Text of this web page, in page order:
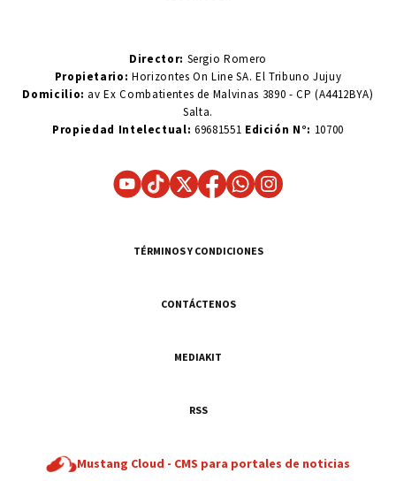
Director: Sergio Romero
Propietario:Horizontes On Line SA. El Tribuno Jujuy
Domicilio: av Ex Combatientes de Malvinas 3890 - CP (A4412BYA)
Salta.
Propiedad Intelectual: 69681551 Edición N°: 10700
TÉRMINOS Y CONDICIONES
CONTÁCTENOS
MEDIAKIT
RSS
Mustang Cloud - CMS para portales de noticias